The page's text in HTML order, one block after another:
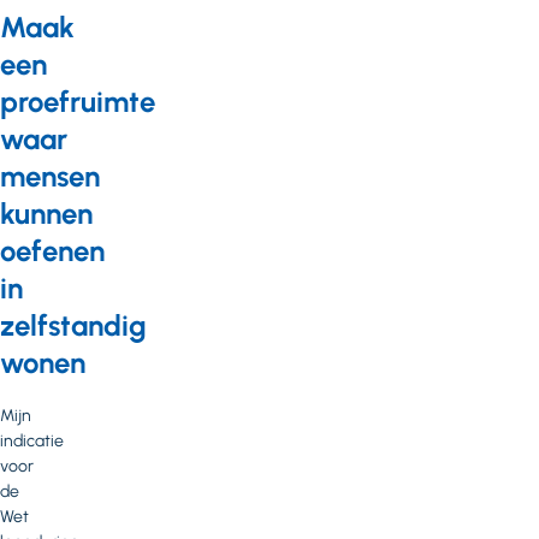
Maak
een
proefruimte
waar
mensen
kunnen
oefenen
in
zelfstandig
wonen
Mijn
indicatie
voor
de
Wet